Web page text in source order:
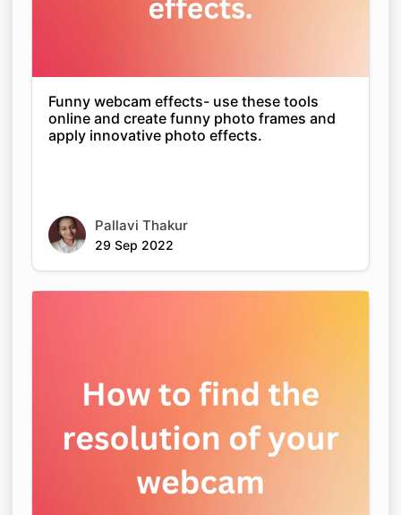
Funny webcam effects- use these tools
online and create funny photo frames and
apply innovative photo effects.
Pallavi Thakur
29 Sep 2022